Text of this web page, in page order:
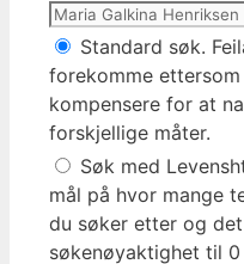
Standard søk.
forekomme
kompensere for at
forskjellige måter.
Søk med
mål på hvor mange
du søker etter og
søkenøyaktighet til